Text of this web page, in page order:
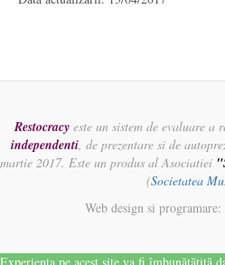
Restocracy este un sistem de evaluare a
independenti, de prezentare si de
martie 2017. Este un produs al Asociatiei
(Societatea
Web design si programare:
Experiența pe acest site va fi îmbunătățită